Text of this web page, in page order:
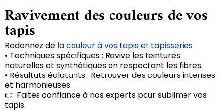
Ravivement des couleurs de vos
tapis
Redonnez de la couleur à vos tapis et tapisseries
• Techniques spécifiques : Ravive les teintures
naturelles et synthétiques en respectant les fibres.
• Résultats éclatants : Retrouver des couleurs intenses
et harmonieuses.
👉 Faites confiance à nos experts pour sublimer vos
tapis.